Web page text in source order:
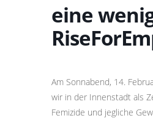
eine
Am Sonnabend, 14.
wir in der Innenstadt als
Femizide und jegliche